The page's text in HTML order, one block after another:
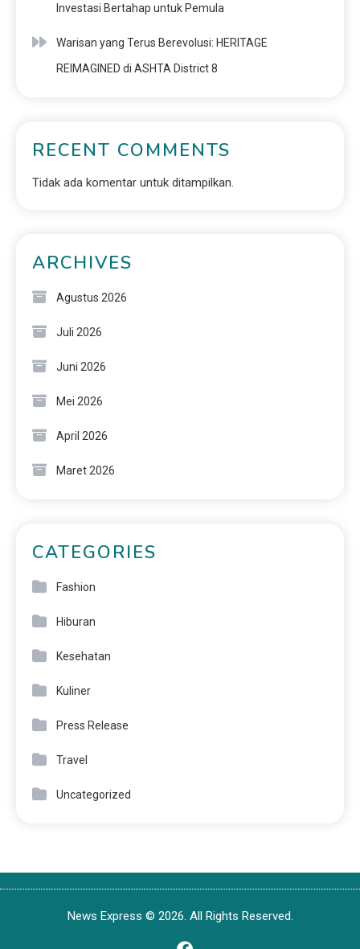
Investasi Bertahap untuk Pemula
Warisan yang Terus Berevolusi: HERITAGE
REIMAGINED di ASHTA District 8
RECENT COMMENTS
Tidak ada komentar untuk ditampilkan.
ARCHIVES
Agustus 2026
Juli 2026
Juni 2026
Mei 2026
April 2026
Maret 2026
CATEGORIES
Fashion
Hiburan
Kesehatan
Kuliner
Press Release
Travel
Uncategorized
News Express © 2026. All Rights Reserved.